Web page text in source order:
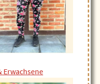
Erwachsene